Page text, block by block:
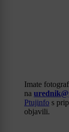
Imate
na
Ptujinfo s
objavili.